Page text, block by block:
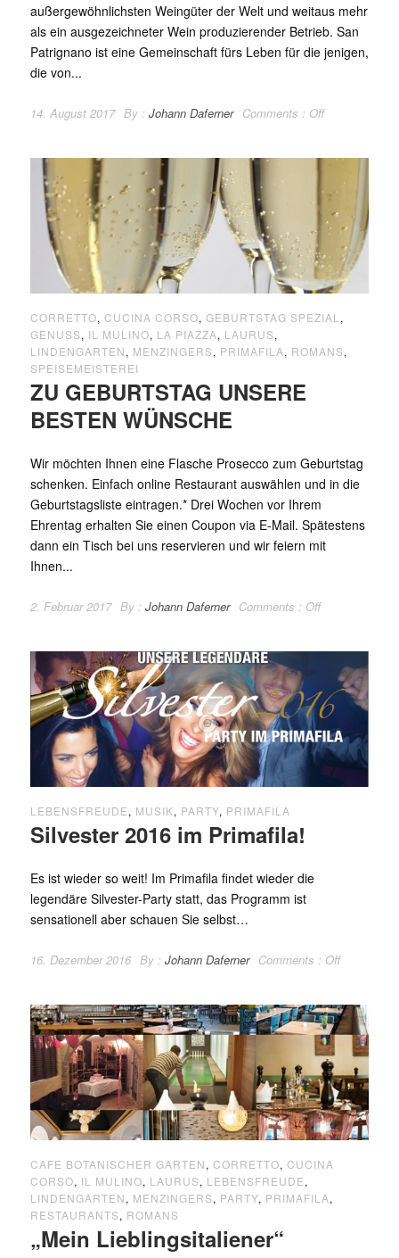
außergewöhnlichsten Weingüter der Welt und weitaus mehr
als ein ausgezeichneter Wein produzierender Betrieb. San
Patrignano ist eine Gemeinschaft fürs Leben für die jenigen,
die von...
14. August 2017 By : Johann Daferner Comments : Off
CORRETTO, CUCINA CORSO, GEBURTSTAG SPEZIAL ,
GENUSS, IL MULINO, LA PIAZZA, LAURUS,
LINDENGARTEN, MENZINGERS, PRIMAFILA, ROMANS,
SPEISEMEISTEREI
ZU GEBURTSTAG UNSERE
BESTEN WÜNSCHE
Wir möchten Ihnen eine Flasche Prosecco zum Geburtstag
schenken. Einfach online Restaurant auswählen und in die
Geburtstagsliste eintragen.* Drei Wochen vor Ihrem
Ehrentag erhalten Sie einen Coupon via E-Mail. Spätestens
dann ein Tisch bei uns reservieren und wir feiern mit
Ihnen...
2. Februar 2017 By : Johann Daferner Comments : Off
LEBENSFREUDE, MUSIK, PARTY, PRIMAFILA
Silvester 2016 im Primafila!
Es ist wieder so weit! Im Primafila findet wieder die
legendäre Silvester-Party statt, das Programm ist
sensationell aber schauen Sie selbst…
16. Dezember 2016 By : Johann Daferner Comments : Off
CAFE BOTANISCHER GARTEN, CORRETTO, CUCINA
CORSO, IL MULINO, LAURUS, LEBENSFREUDE,
LINDENGARTEN, MENZINGERS, PARTY, PRIMAFILA,
RESTAURANTS, ROMANS
„Mein Lieblingsitaliener“